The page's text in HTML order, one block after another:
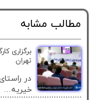
مطالب مشابه
برگزاری
تهران
در
خیریه...